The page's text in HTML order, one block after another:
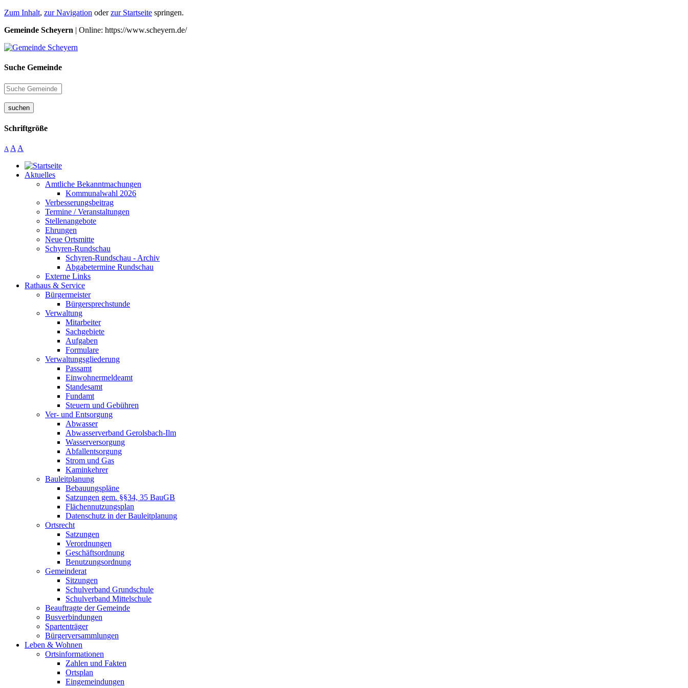
Zum Inhalt, zur Navigation oderzur Startseite springen.
Gemeinde Scheyern | Online: https://www.scheyern.de/
Suche Gemeinde
suchen
Schriftgröße
A A A
Aktuelles
Amtliche Bekanntmachungen
Kommunalwahl 2026
Verbesserungsbeitrag
Termine / Veranstaltungen
Stellenangebote
Ehrungen
Neue Ortsmitte
Schyren-Rundschau
Schyren-Rundschau - Archiv
Abgabetermine Rundschau
Externe Links
Rathaus & Service
Bürgermeister
Bürgersprechstunde
Verwaltung
Mitarbeiter
Sachgebiete
Aufgaben
Formulare
Verwaltungsgliederung
Passamt
Einwohnermeldeamt
Standesamt
Fundamt
Steuern und Gebühren
Ver- und Entsorgung
Abwasser
Abwasserverband Gerolsbach-Ilm
Wasserversorgung
Abfallentsorgung
Strom und Gas
Kaminkehrer
Bauleitplanung
Bebauungspläne
Satzungen gem. §§34, 35 BauGB
Flächennutzungsplan
Datenschutz in der Bauleitplanung
Ortsrecht
Satzungen
Verordnungen
Geschäftsordnung
Benutzungsordnung
Gemeinderat
Sitzungen
Schulverband Grundschule
Schulverband Mittelschule
Beauftragte der Gemeinde
Busverbindungen
Spartenträger
Bürgerversammlungen
Leben & Wohnen
Ortsinformationen
Zahlen und Fakten
Ortsplan
Eingemeindungen